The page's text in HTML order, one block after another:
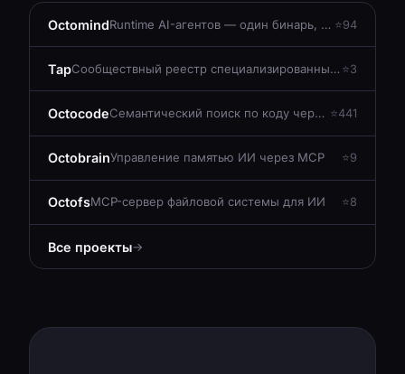
Octomind Runtime AI-агентов — один бинарь, любая модель, любая область 94
Tap Сообществный реестр специализированных AI-агентов 3
Octocode Семантический поиск по коду через MCP 441
OctobrainУправление памятью ИИ через MCP 9
OctofsMCP-сервер файловой системы для ИИ 8
Все проекты→